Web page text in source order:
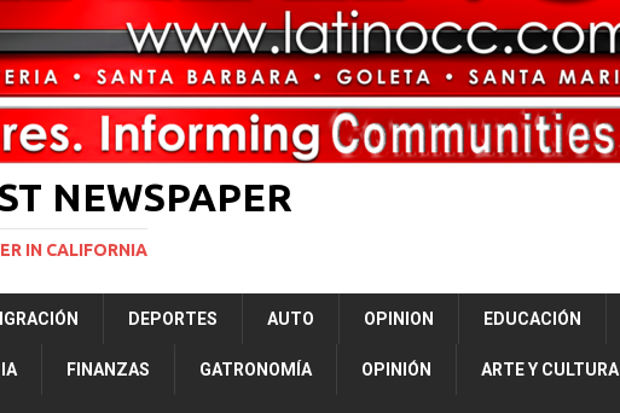
para restringir la ciudadanía por nacimiento y el “turismo de parto”
NEWSPAPER
IN CALIFORNIA
DEPORTES AUTO OPINION EDUCACIÓN
FINANZAS GATRONOMÍA OPINIÓN ARTE Y CULTURA